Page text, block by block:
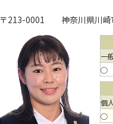
〒213-0001 神奈川県川
一
○
個人
○